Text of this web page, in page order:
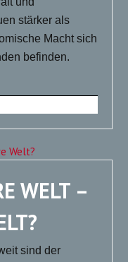
stärker als
Macht sich
befinden.
WELT –
sind der